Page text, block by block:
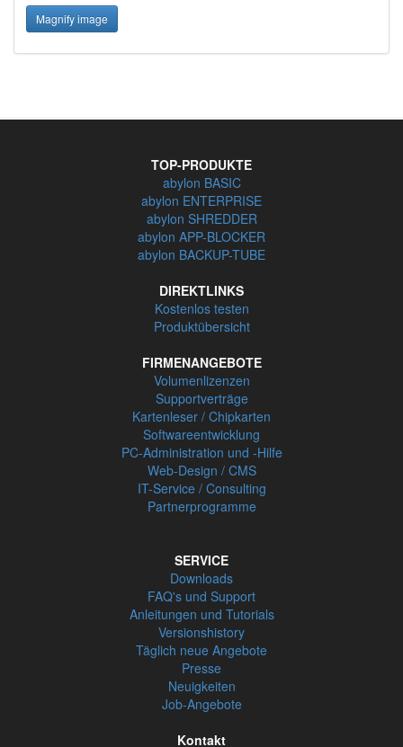
Magnify image
TOP-PRODUKTE
abylon BASIC
abylon ENTERPRISE
abylon SHREDDER
abylon APP-BLOCKER
abylon BACKUP-TUBE
DIREKTLINKS
Kostenlos testen
Produktübersicht
FIRMENANGEBOTE
Volumenlizenzen
Supportverträge
Kartenleser / Chipkarten
Softwareentwicklung
PC-Administration und -Hilfe
Web-Design / CMS
IT-Service / Consulting
Partnerprogramme
SERVICE
Downloads
FAQ's und Support
Anleitungen und Tutorials
Versionshistory
Täglich neue Angebote
Presse
Neuigkeiten
Job-Angebote
Kontakt